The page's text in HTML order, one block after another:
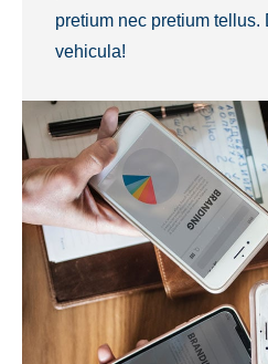
pretium nec pretium tellus.
vehicula!